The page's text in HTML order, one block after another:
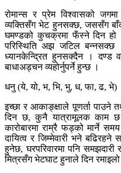
रोमान्स र प्रेम विश्वासको
व्यक्तिसँग भेट हुनसक्छ, जससँग
घमण्डको कुचक्रमा फँस्ने दिन हो
परिस्थिति अझ जटिल बन्नसक्छ ।
ध्यानकेन्द्रित हुनसक्दैन । दण्ड
बाधाअड्चन व्यहोर्नुपर्ने हुन्छ ।
धनु (ये, यो, भ, भि, भु, ध, फा, ढ, भे)
इच्छा र आकाङ्क्षाले पूणर्ता पाउने
दिन छ, कुनै यात्रामूलक काम
कारोबारमा राम्रै फड्को मार्ने
दायित्व र जिम्मेवारी भने
हुनेछ, घरपरिवारमा पनि
मित्रसँग भेटघाट हुनाले दिन